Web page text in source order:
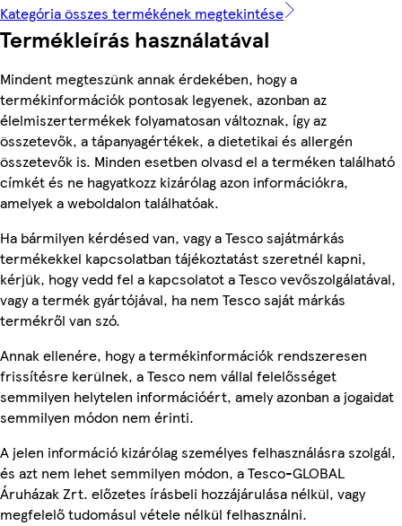
Kategória összes termékének megtekintése
Termékleírás használatával
Mindent megteszünk annak érdekében, hogy a
termékinformációk pontosak legyenek, azonban az
élelmiszertermékek folyamatosan változnak, így az
összetevők, a tápanyagértékek, a dietetikai és allergén
összetevők is. Minden esetben olvasd el a terméken található
címkét és ne hagyatkozz kizárólag azon információkra,
amelyek a weboldalon találhatóak.
Ha bármilyen kérdésed van, vagy a Tesco sajátmárkás
termékekkel kapcsolatban tájékoztatást szeretnél kapni,
kérjük, hogy vedd fel a kapcsolatot a Tesco vevőszolgálatával,
vagy a termék gyártójával, ha nem Tesco saját márkás
termékről van szó.
Annak ellenére, hogy a termékinformációk rendszeresen
frissítésre kerülnek, a Tesco nem vállal felelősséget
semmilyen helytelen információért, amely azonban a jogaidat
semmilyen módon nem érinti.
A jelen információ kizárólag személyes felhasználásra szolgál,
és azt nem lehet semmilyen módon, a Tesco-GLOBAL
Áruházak Zrt. előzetes írásbeli hozzájárulása nélkül, vagy
megfelelő tudomásul vétele nélkül felhasználni.